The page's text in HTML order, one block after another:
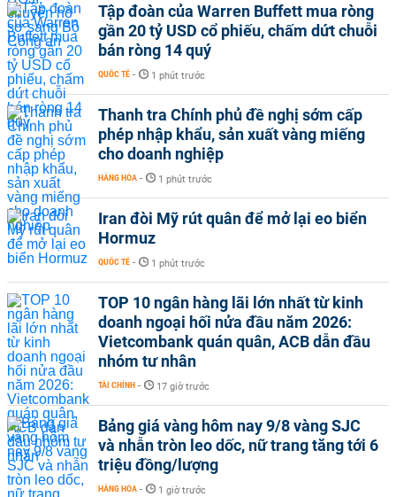
Tập đoàn của Warren Buffett mua ròng
gần 20 tỷ USD cổ phiếu, chấm dứt chuỗi
bán ròng 14 quý
QUỐC TẾ - 1 phút trước
Thanh tra Chính phủ đề nghị sớm cấp
phép nhập khẩu, sản xuất vàng miếng
cho doanh nghiệp
HÀNG HÓA - 1 phút trước
Iran đòi Mỹ rút quân để mở lại eo biển
Hormuz
QUỐC TẾ - 1 phút trước
TOP 10 ngân hàng lãi lớn nhất từ kinh
doanh ngoại hối nửa đầu năm 2026:
Vietcombank quán quân, ACB dẫn đầu
nhóm tư nhân
TÀI CHÍNH - 17 giờ trước
Bảng giá vàng hôm nay 9/8 vàng SJC
và nhẫn tròn leo dốc, nữ trang tăng tới 6
triệu đồng/lượng
HÀNG HÓA - 1 giờ trước